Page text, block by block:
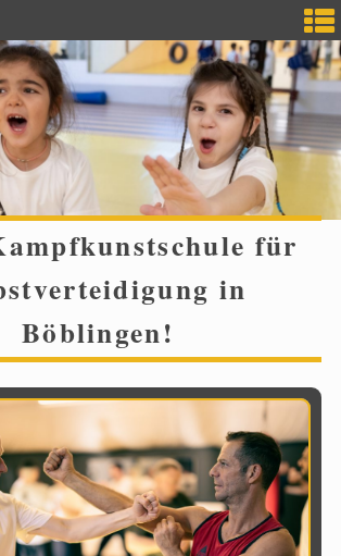
für
in
Böblingen!